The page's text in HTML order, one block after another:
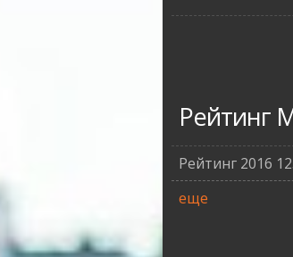
Рейтинг
Рейтинг 2016
еще